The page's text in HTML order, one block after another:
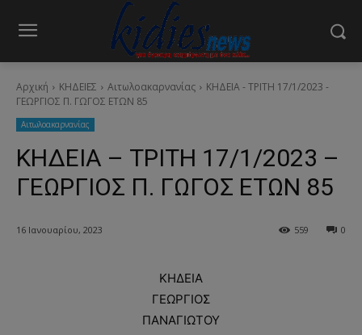
Αρχική ΚΗΔΕΙΕΣ Aιτωλοακαρνανίας
ΚΗΔΕΙΑ - ΤΡΙΤΗ 17/1/2023 -
ΓΕΩΡΓΙΟΣ Π. ΓΩΓΟΣ ΕΤΩΝ 85
Aιτωλοακαρνανίας
ΚΗΔΕΙΑ – ΤΡΙΤΗ 17/1/2023 –
ΓΕΩΡΓΙΟΣ Π. ΓΩΓΟΣ ΕΤΩΝ 85
16 Ιανουαρίου, 2023 0
559
ΚΗΔΕΙΑ
ΓΕΩΡΓΙΟΣ
ΠΑΝΑΓΙΩΤΟΥ